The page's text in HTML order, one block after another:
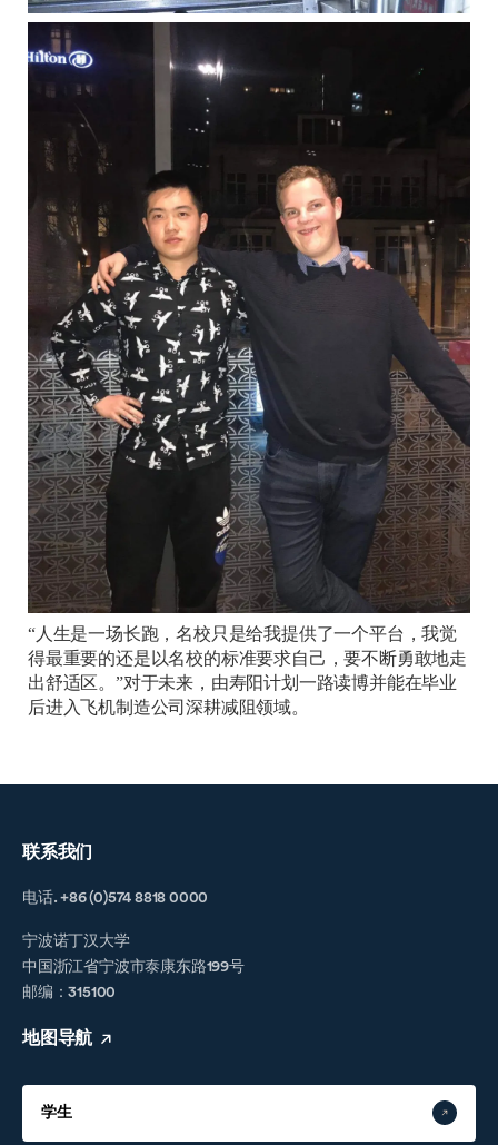
“人生是一场长跑，名校只是给我提供了一个平台，我觉
得最重要的还是以名校的标准要求自己，要不断勇敢地走
出舒适区。”对于未来，由寿阳计划一路读博并能在毕业
后进入飞机制造公司深耕减阻领域。
联系我们
电话. +86 (0)574 8818 0000
宁波诺丁汉大学
中国浙江省宁波市泰康东路199号
邮编：315100
地图导航
学生